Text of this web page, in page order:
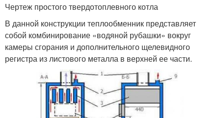
Чертеж простого твердотоплевного котла
В данной конструкции теплообменник представляет
собой комбинирование «водяной рубашки» вокруг
камеры сгорания и дополнительного щелевидного
регистра из листового металла в верхней ее части.